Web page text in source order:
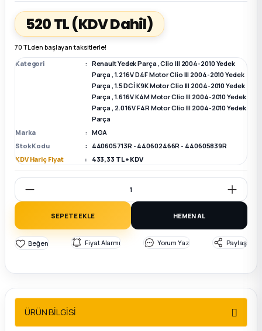
Parça
Parça
Parça
Megane E-TECH Yedek Parça
Sedan
Parça520 TL(KDV Dahil)
70 TL den başlayan taksitlerle!
Kategori
Renault Yedek Parça,Clio III 2004-2010 Yedek
Parça,1.2 16V D4F Motor Clio III 2004-2010 Yedek
Parça,1.5 DCİ K9K Motor Clio III 2004-2010 Yedek
Parça,1.6 16V K4M Motor Clio III 2004-2010 Yedek
Parça, 2.0 16V F4R Motor Clio III 2004-2010 Yedek
Parça
Marka
MGA
Stok Kodu
440605713R - 440602466R - 440605839R
KDV Hariç Fiyat
433,33 TL + KDV
SEPETE EKLE HEMEN AL
Fiyat Alarmı Yorum Yaz Paylaş
ÜRÜN BİLGİSİ